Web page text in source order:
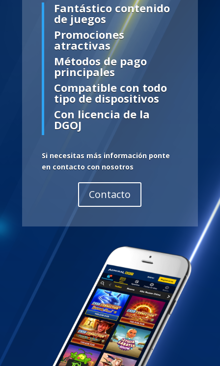
Fantástico contenido
de juegos
Promociones
atractivas
Métodos de pago
principales
Compatible con todo
tipo de dispositivos
Con licencia de la
DGOJ
Si necesitas más información ponte
en contacto con nosotros
Contacto